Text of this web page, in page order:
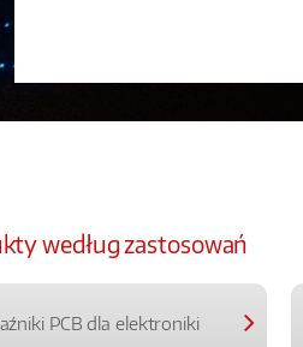
według zastosowań
PCB dla elektroniki